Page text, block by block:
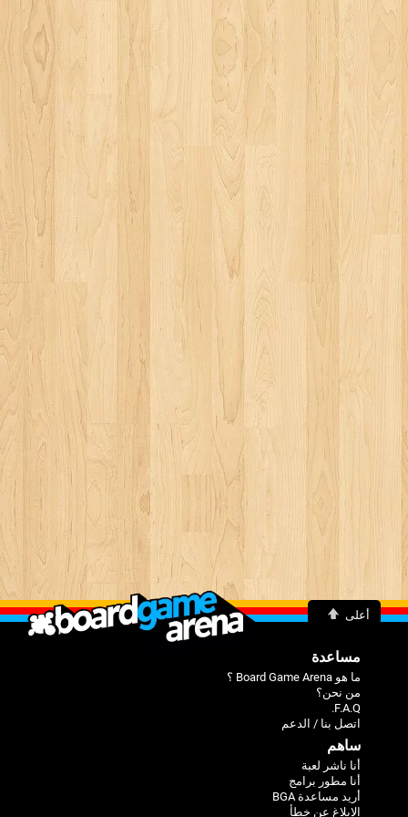
أعلى
مساعدة
ما هو Board Game Arena ؟
من نحن؟
F.A.Q.
اتصل بنا / الدعم
ساهم
أنا ناشر لعبة
أنا مطور برامج
أريد مساعدة BGA
الإبلاغ عن خطأ